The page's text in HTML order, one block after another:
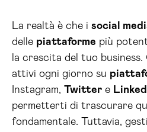
La realtà è che i social
delle piattaforme più
la crescita del tuo
attivi ogni giorno su
Instagram, Twitter e
permetterti di trascurare
fondamentale. Tuttavia,